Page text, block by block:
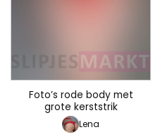
Foto’s rode body met
grote kerststrik
Lena